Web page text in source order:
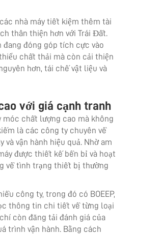
nhà máy tiết kiệm thêm tài
thân thiện hơn với Trái Đất.
đang đóng góp tích cực vào
chất thải mà còn cải thiện
hơn, tái chế vật liệu và
với giá cạnh tranh
chất lượng cao mà không
là các công ty chuyên về
và vận hành hiệu quả. Nhờ am
được thiết kế bền bỉ và hoạt
về tình trạng thiết bị thường
công ty, trong đó có BOEEP,
thông tin chi tiết về từng loại
còn đăng tải đánh giá của
trình vận hành. Bằng cách